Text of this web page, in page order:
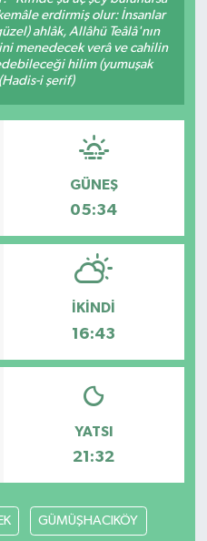
erdirmiş olur: İnsanlar
ahlâk, Allâhü Teâlâ'nın
menedecek verâ ve cahilin
hilim (yumuşak
i şerif)
GÜNEŞ
05:34
İKINDI
16:43
YATSI
21:32
GÜMÜŞHACIKÖY